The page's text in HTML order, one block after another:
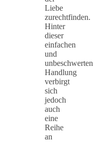
Liebe
zurechtfinden.
Hinter
dieser
einfachen
und
unbeschwerten
Handlung
verbirgt
sich
jedoch
auch
eine
Reihe
an